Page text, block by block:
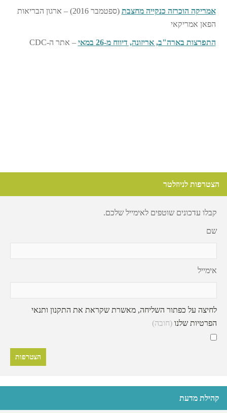
הצטרפות לניוזלטר
קבלו עדכונים שוטפים לאימייל שלכם.
שם
אימייל
לחיצה על כפתור השליחה, מאשרת שקראת את התקנון ותנאי
הפרטיות שלנו (חובה)
קהילת מדעת
אמריקה הוכרזה כנקייה מחצבת
(ספטמבר 2016) – ארגון הבריאות
הפאן אמריקאי
התפרצות בארה"ב, אריזונה, דיווח מ-26 במאי – אתר ה-CDC